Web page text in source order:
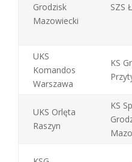
Grodzisk
Mazowiecki
SZS
UKS
Komandos
Warszawa
KS
UKS Orlęta
Raszyn
KS